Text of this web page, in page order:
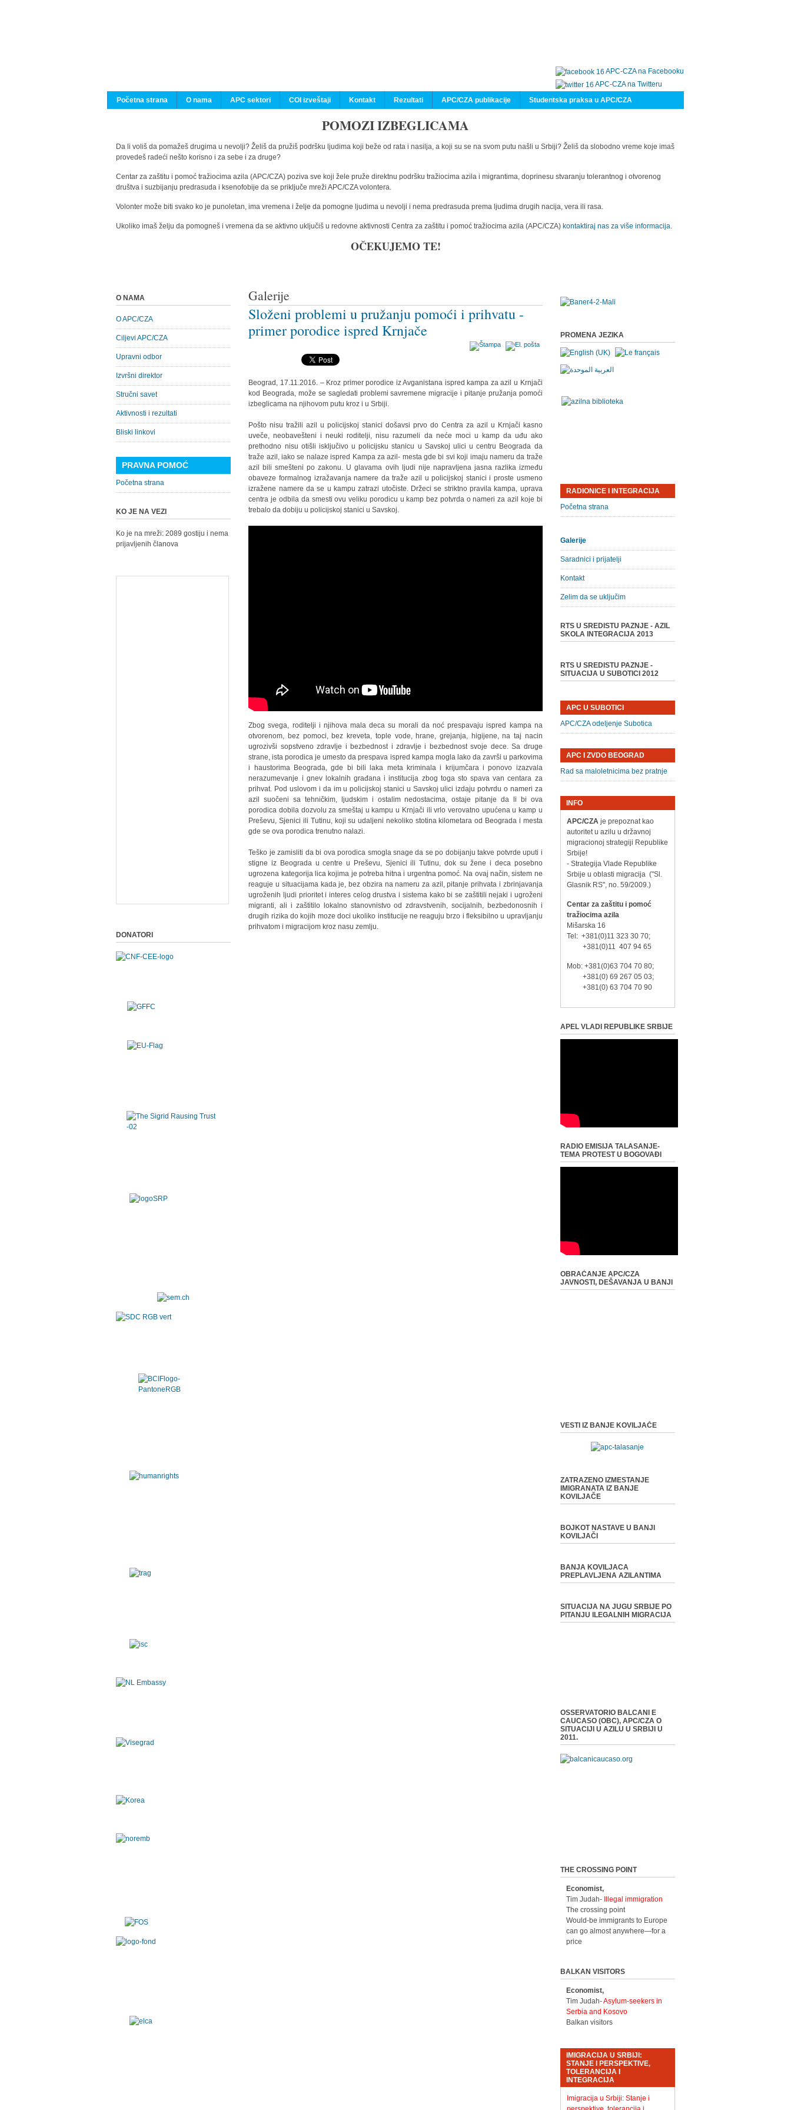
APC-CZA na Facebooku
APC-CZA na Twitteru
Početna strana
O nama APC sektori COI izveštaji Kontakt Rezultati APC/CZA publikacije Studentska praksa u APC/CZA
POMOZI IZBEGLICAMA
Da li voliš da pomažeš drugima u nevolji? Želiš da pružiš podršku ljudima koji beže od rata i nasilja, a koji su se na svom putu našli u Srbiji? Želiš da slobodno vreme koje imaš
provedeš radeći nešto korisno i za sebe i za druge?
Centar za zaštitu i pomoć tražiocima azila (APC/CZA) poziva sve koji žele pruže direktnu podršku tražiocima azila i migrantima, doprinesu stvaranju tolerantnog i otvorenog
društva i suzbijanju predrasuda i ksenofobije da se priključe mreži APC/CZA volontera.
Volonter može biti svako ko je punoletan, ima vremena i želje da pomogne ljudima u nevolji i nema predrasuda prema ljudima drugih nacija, vera ili rasa.
Ukoliko imaš želju da pomogneš i vremena da se aktivno uključiš u redovne aktivnosti Centra za zaštitu i pomoć tražiocima azila (APC/CZA) kontaktiraj nas za više informacija.
OČEKUJEMO TE!
Galerije
Složeni problemi u pružanju pomoći i prihvatu -
primer porodice ispred Krnjače
Beograd, 17.11.2016. – Kroz primer porodice iz Avganistana ispred kampa za azil u Krnjači
kod Beograda, može se sagledati problemi savremene migracije i pitanje pružanja pomoći
izbeglicama na njihovom putu kroz i u Srbiji.
Pošto nisu tražili azil u policijskoj stanici došavsi prvo do Centra za azil u Krnjači kasno
uveče, neobavešteni i neuki roditelji, nisu razumeli da neće moci u kamp da uđu ako
prethodno nisu otišli isključivo u policijsku stanicu u Savskoj ulici u centru Beograda da
traže azil, iako se nalaze ispred Kampa za azil- mesta gde bi svi koji imaju nameru da traže
azil bili smešteni po zakonu. U glavama ovih ljudi nije napravljena jasna razlika između
obaveze formalnog izražavanja namere da traže azil u policijskoj stanici i proste usmeno
izražene namere da se u kampu zatrazi utočiste. Držeci se striktno pravila kampa, uprava
centra je odbila da smesti ovu veliku porodicu u kamp bez potvrda o nameri za azil koje bi
trebalo da dobiju u policijskoj stanici u Savskoj.
Zbog svega, roditelji i njihova mala deca su morali da noć prespavaju ispred kampa na
otvorenom, bez pomoci, bez kreveta, tople vode, hrane, grejanja, higijene, na taj nacin
ugrozivši sopstveno zdravlje i bezbednost i zdravlje i bezbednost svoje dece. Sa druge
strane, ista porodica je umesto da prespava ispred kampa mogla lako da završi u parkovima
i haustorima Beograda, gde bi bili laka meta kriminala i krijumčara i ponovo izazvala
nerazumevanje i gnev lokalnih građana i institucija zbog toga sto spava van centara za
prihvat. Pod uslovom i da im u policijskoj stanici u Savskoj ulici izdaju potvrdu o nameri za
azil suočeni sa tehničkim, ljudskim i ostalim nedostacima, ostaje pitanje da li bi ova
porodica dobila dozvolu za smeštaj u kampu u Krnjači ili vrlo verovatno upućena u kamp u
Preševu, Sjenici ili Tutinu, koji su udaljeni nekoliko stotina kilometara od Beograda i mesta
gde se ova porodica trenutno nalazi.
Teško je zamisliti da bi ova porodica smogla snage da se po dobijanju takve potvrde uputi i
stigne iz Beograda u centre u Preševu, Sjenici ili Tutinu, dok su žene i deca posebno
ugrozena kategorija lica kojima je potreba hitna i urgentna pomoć. Na ovaj način, sistem ne
reaguje u situacijama kada je, bez obzira na nameru za azil, pitanje prihvata i zbrinjavanja
ugroženih ljudi prioritet i interes celog drustva i sistema kako bi se zaštitili nejaki i ugroženi
migranti, ali i zaštitilo lokalno stanovnistvo od zdravstvenih, socijalnih, bezbedonosnih i
drugih rizika do kojih moze doci ukoliko institucije ne reaguju brzo i fleksibilno u upravljanju
prihvatom i migracijom kroz nasu zemlju.
O NAMA
O APC/CZA
Ciljevi APC/CZA
Upravni odbor
Izvršni direktor
Stručni savet
Aktivnosti i rezultati
Bliski linkovi
PRAVNA POMOĆ
Početna strana
KO JE NA VEZI
Ko je na mreži: 2089 gostiju i nema
prijavljenih članova
DONATORI
PROMENA JEZIKA
RADIONICE I INTEGRACIJA
Početna strana
Galerije
Saradnici i prijatelji
Kontakt
Zelim da se uključim
RTS U SREDISTU PAZNJE - AZIL
SKOLA INTEGRACIJA 2013
RTS U SREDISTU PAZNJE -
SITUACIJA U SUBOTICI 2012
APC U SUBOTICI
APC/CZA odeljenje Subotica
APC I ZVDO BEOGRAD
Rad sa maloletnicima bez pratnje
INFO
APC/CZAje prepoznat kao
autoritet u azilu u državnoj
migracionoj strategiji Republike
Srbije!
- Strategija Vlade Republike
Srbije u oblasti migracija ("Sl.
Glasnik RS", no. 59/2009.)
Centar za zaštitu i pomoć
tražiocima azila
Mišarska 16
Tel: +381(0)11 323 30 70;
+381(0)11 407 94 65
Mob: +381(0)63 704 70 80;
+381(0) 69 267 05 03;
+381(0) 63 704 70 90
APEL VLADI REPUBLIKE SRBIJE
RADIO EMISIJA TALASANJE-
TEMA PROTEST U BOGOVAĐI
OBRAĆANJE APC/CZA
JAVNOSTI, DEŠAVANJA U BANJI
VESTI IZ BANJE KOVILJAČE
ZATRAZENO IZMESTANJE
IMIGRANATA IZ BANJE
KOVILJAČE
BOJKOT NASTAVE U BANJI
KOVILJAČI
BANJA KOVILJACA
PREPLAVLJENA AZILANTIMA
SITUACIJA NA JUGU SRBIJE PO
PITANJU ILEGALNIH MIGRACIJA
OSSERVATORIO BALCANI E
CAUCASO (OBC), APC/CZA O
SITUACIJI U AZILU U SRBIJI U
2011.
THE CROSSING POINT
Economist,
Tim Judah-
Illegal immigration
The crossing point
Would-be immigrants to Europe
can go almost anywhere—for a
price
BALKAN VISITORS
Economist,
Tim Judah-Asylum-seekers in
Serbia and Kosovo
Balkan visitors
IMIGRACIJA U SRBIJI:
STANJE I PERSPEKTIVE,
TOLERANCIJA I
INTEGRACIJA
Imigracija u Srbiji: Stanje i